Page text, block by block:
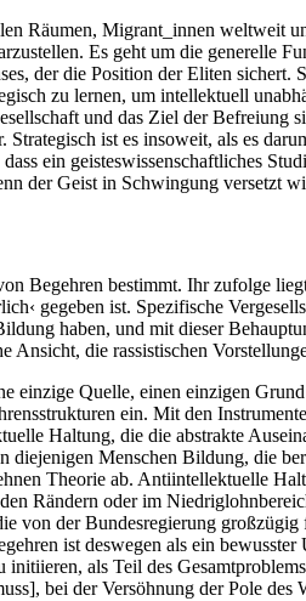
Räumen, Migrant_innen weltweit
Es geht um die generelle
der die Position der Eliten sichert.
zu lernen, um intellektuell
und das Ziel der
ist es insoweit, als es
ein geisteswissenschaftliches
der Geist in Schwingung versetzt
Begehren bestimmt. Ihr zufolge
gegeben ist. Spezifische
haben, und mit dieser
Ansicht, die rassistischen
einzige Quelle, einen einzigen
ein. Mit den
Haltung, die die abstrakte
Menschen Bildung, die
Theorie ab. Antiintellektuelle
Rändern oder im
von der Bundesregierung
ist deswegen als ein
als Teil des
bei der Versöhnung der Pole